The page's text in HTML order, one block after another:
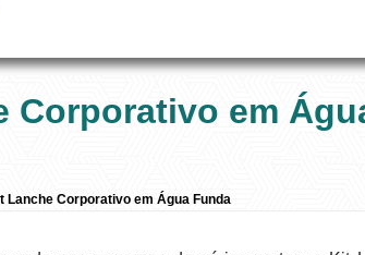
Corporativo em
Lanche Corporativo em Água Funda